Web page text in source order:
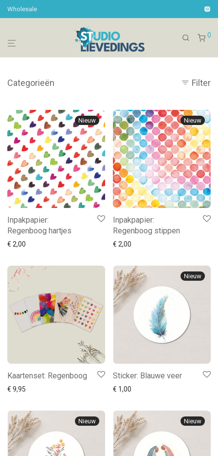
Wholesale
0
Categorieën Filter
Nieuw
Inpakpapier:
Regenboog hartjes
€ 2,00
Nieuw
Inpakpapier:
Regenboog stippen
€ 2,00
Kaartenset: Regenboog
€ 9,95
Nieuw
Sticker: Blauwe veer
€ 1,00
Nieuw Nieuw